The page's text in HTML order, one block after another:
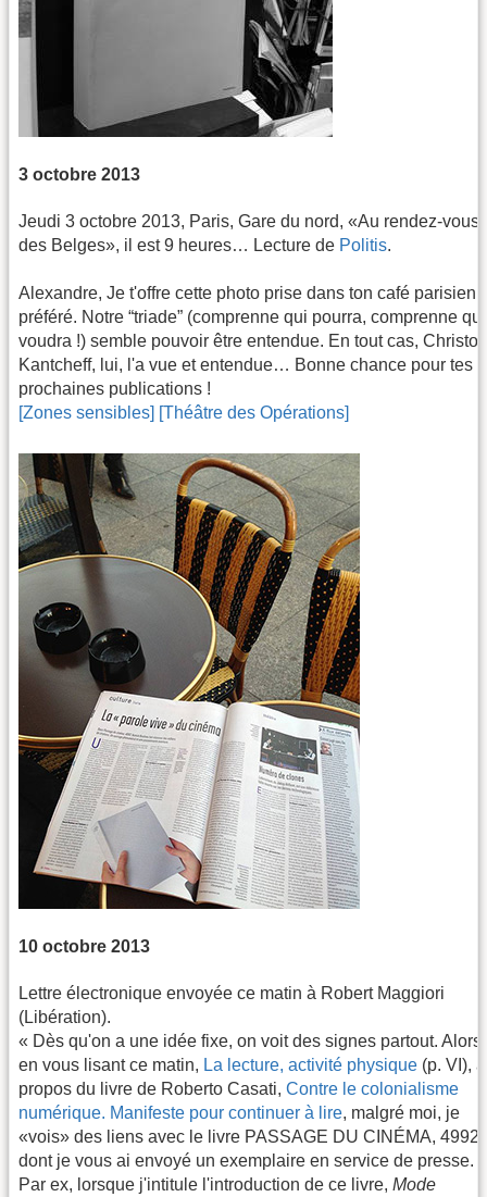
3 octobre 2013
Jeudi 3 octobre 2013, Paris, Gare du nord, «Au rendez-vous
des Belges», il est 9 heures… Lecture de Politis.
Alexandre, Je t'offre cette photo prise dans ton café parisien
préféré. Notre “triade” (comprenne qui pourra, comprenne qui
voudra !) semble pouvoir être entendue. En tout cas,
Kantcheff, lui, l'a vue et entendue… Bonne chance pour tes
prochaines publications !
[Zones sensibles] [Théâtre des Opérations]
10 octobre 2013
Lettre électronique envoyée ce matin à Robert Maggiori
(Libération).
« Dès qu'on a une idée fixe, on voit des signes partout. Alors,
en vous lisant ce matin, La lecture, activité physique (p. VI), à
propos du livre de Roberto Casati, Contre le colonialisme
numérique. Manifeste pour continuer à lire, malgré moi, je
«vois» des liens avec le livre PASSAGE DU CINÉMA, 4992
dont je vous ai envoyé un exemplaire en service de presse.
Par ex, lorsque j'intitule l'introduction de ce livre, Mode